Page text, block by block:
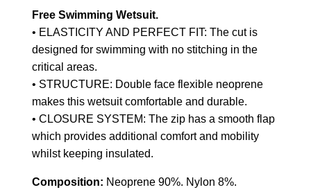
Free Swimming Wetsuit.
• ELASTICITY AND PERFECT FIT: The cut is
designed for swimming with no stitching in the
critical areas.
• STRUCTURE: Double face flexible neoprene
makes this wetsuit comfortable and durable.
• CLOSURE SYSTEM: The zip has a smooth flap
which provides additional comfort and mobility
whilst keeping insulated.
Composition: Neoprene 90%. Nylon 8%.